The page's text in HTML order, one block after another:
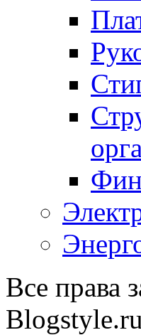
Все
Blogstyle.ru